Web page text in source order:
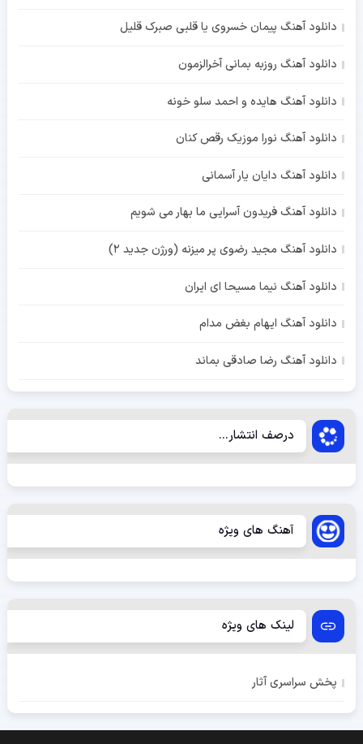
دانلود آهنگ پیمان خسروی یا قلبی صبرک قلیل
دانلود آهنگ روزبه بمانی آخرالزمون
دانلود آهنگ هایده و احمد سلو خونه
دانلود آهنگ نورا موزیک رقص کنان
دانلود آهنگ دایان یار آسمانی
دانلود آهنگ فریدون آسرایی ما بهار می شویم
دانلود آهنگ مجید رضوی پر میزنه (ورژن جدید 2)
دانلود آهنگ نیما مسیحا ای ایران
دانلود آهنگ ایهام بغض مدام
دانلود آهنگ رضا صادقی بماند
درصف انتشار...
آهنگ های ویژه
لینک های ویژه
پخش سراسری آثار